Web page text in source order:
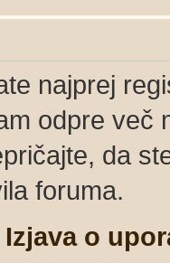
najprej
odpre več
da
foruma.
Izjava o